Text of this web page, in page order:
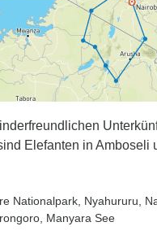
Elefanten in Amboseli
Nationalpark , Nyahururu ,
, Manyara See